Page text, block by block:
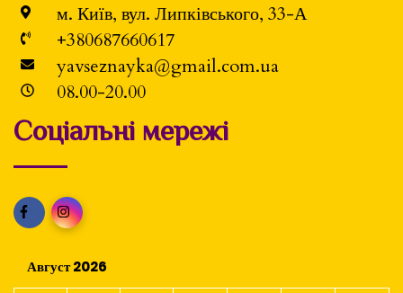
м. Київ, вул. Липківського, 33-А
+380687660617
yavseznayka@gmail.com.ua
08.00-20.00
Соціальні мережі
Август 2026